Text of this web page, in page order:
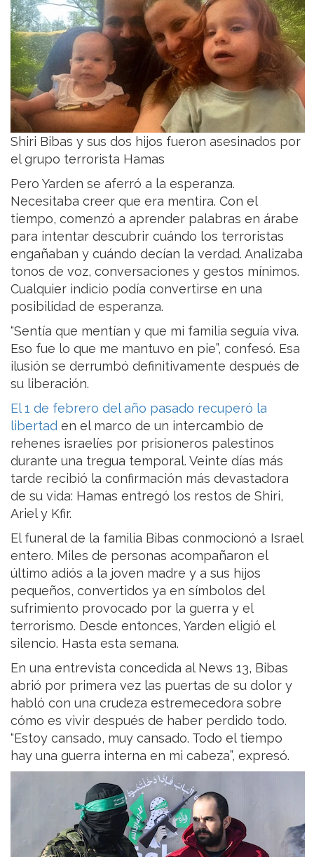
Shiri Bibas y sus dos hijos fueron asesinados por
el grupo terrorista Hamas
Pero Yarden se aferró a la esperanza.
Necesitaba creer que era mentira. Con el
tiempo, comenzó a aprender palabras en árabe
para intentar descubrir cuándo los terroristas
engañaban y cuándo decían la verdad. Analizaba
tonos de voz, conversaciones y gestos mínimos.
Cualquier indicio podía convertirse en una
posibilidad de esperanza.
“Sentía que mentían y que mi familia seguía viva.
Eso fue lo que me mantuvo en pie”, confesó. Esa
ilusión se derrumbó definitivamente después de
su liberación.
El 1 de febrero del año pasado recuperó la
libertad en el marco de un intercambio de
rehenes israelíes por prisioneros palestinos
durante una tregua temporal. Veinte días más
tarde recibió la confirmación más devastadora
de su vida: Hamas entregó los restos de Shiri,
Ariel y Kfir.
El funeral de la familia Bibas conmocionó a Israel
entero. Miles de personas acompañaron el
último adiós a la joven madre y a sus hijos
pequeños, convertidos ya en símbolos del
sufrimiento provocado por la guerra y el
terrorismo. Desde entonces, Yarden eligió el
silencio. Hasta esta semana.
En una entrevista concedida al News 13, Bibas
abrió por primera vez las puertas de su dolor y
habló con una crudeza estremecedora sobre
cómo es vivir después de haber perdido todo.
“Estoy cansado, muy cansado. Todo el tiempo
hay una guerra interna en mi cabeza”, expresó.